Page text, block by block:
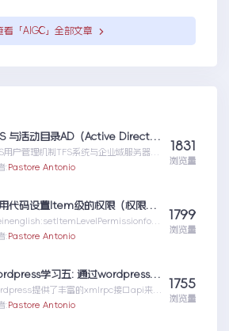
看「AIGC」全部文章
TFS 与活动目录AD（Active Directory)的同步机制
用户管理机制TFS系统与企业域服务器用
统（或本地计算机用户系统）高度集成在
:Pastore Antonio
1831
浏览量
使用代码设置Item级的权限（权限总结1）
使用代码设置Item级的权限（权限总结
:Pastore Antonio
1799
浏览量
wordpress学习五: 通过wordpress_xmlrpc的python包远程操作wordpress
提供了丰富的xmlrpc接口api来供
远程操控wp的内容。伟大的开源社区有
:Pastore Antonio
1755
浏览量